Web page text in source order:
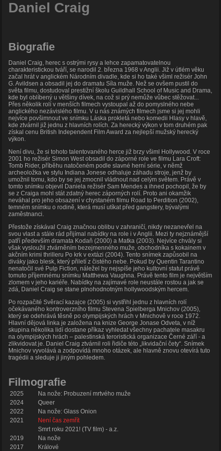
Daniel Craig
Biografie
Daniel Craig, herec s ostrými rysy a lehce zapamatovatelnou
charakteristickou tváří, se narodil 2. března 1968 v Anglii. Již v útlém věku
začal hrát v anglickém Národním divadle, kde si ho také všiml režisér John
G. Avildsen a obsadil jej do dramatu Síla muže. Než se ovšem pustil do
světa filmu, dostudoval prestižní školu Guildhall School of Music and Drama,
kde byl oblíbený u většiny dívek, na což si prý nemůže vůbec stěžovat...
Přes několik rolí v menších filmech vystoupal až do pomyslného nebe
anglického nezávislého filmu. V u nás známých filmech jsme si jej mohli
nejvíce povšimnout ve snímku Láska prokletá nebo komedii Hlasy v hlavě,
kde ztvárnil již jednu z hlavních rolích. Za herecký výkon v tom druhém pak
získal cenu British Independent Film Award za nejlepší mužský herecký
výkon.
Není divu, že si tohoto talentovaného herce již brzy všiml Hollywood. V roce
2001 ho režisér Simon West obsadil do záporné role ve filmu Lara Croft:
Tomb Rider, příběhu natočeném podle slavné herní série, v němž
archeoložka ve stylu Indiana Jonese odhaluje záhadu stroje, jenž by
umožnil tomu, kdo by se jej zmocnil vládnout nad celým světem. Právě v
tomto snímku objevil Daniela režisér Sam Mendes a ihned pochopil, že by
se z Craiga mohl stát zdatný herec záporných rolí. Proto ani okamžik
neváhal pro jeho obsazení v chystaném filmu Road to Perdition (2002),
temném snímku o rodině, která musí utíkat před gangstery, bývalými
zaměstnanci.
Přestože získával Craig značnou oblibu v zahraničí, nikdy nezanevřel na
svou vlast a stále rád přijímal nabídky na role i v Anglii. Mezi ty nejznámější
patří především dramata Kodaň (2000) a Matka (2003). Nejvíce chvály si
však vysloužil ztvárněním bezejmenného muže, obchodníka s kokainem v
akčním krimi thrilleru Po krk v extázi (2004). Tento snímek zapůsobil na
diváky jako blesk, který přiletí z čistého nebe. Pokud by Quentin Tarantino
nenatočil své Pulp Fiction, náležel by nejspíše jeho kultovní statut právě
tomuto příjemnému snímku Matthewa Vaughna. Právě tento film je největším
zlomem v jeho kariéře. Nabídky na zajímavé role neustále rostou a jak se
zdá, Daniel Craig se stane plnohodnotným hollywoodským hercem.
Po rozpačité Svěrací kazajce (2005) si vystřihl jednu z hlavních rolí
očekávaného kontroverzního filmu Stevena Spielberga Mnichov (2005),
který se odehrává těsně po olympijských hrách v Mnichově v roce 1972.
Hlavní dějová linka je založena na knize George Jonase Odveta, v níž
skupina několika lidí dostane příkaz vyhledat všechny pachatele masakru
na olympijských hrách – palestinská teroristická organizace Černé září - a
zlikvidovat je. Daniel Craig ztvárnil roli řidiče této „likvidační čety“. Snímek
Mnichov vyvolává a zodpovídá mnoho otázek, ale hlavně znovu otevírá tuto
tragédii a sleduje ji jiným pohledem.
Filmografie
2025
Na nože: Probuzení mrtvého muže
2024
Queer
2022
Na nože: Glass Onion
2021
Není čas zemřít
Smrt roku 2021! (TV film) - a.z.
2019
Na nože
2017
Králové